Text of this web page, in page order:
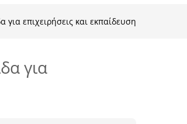
επιχειρήσεις και εκπαίδευση
για